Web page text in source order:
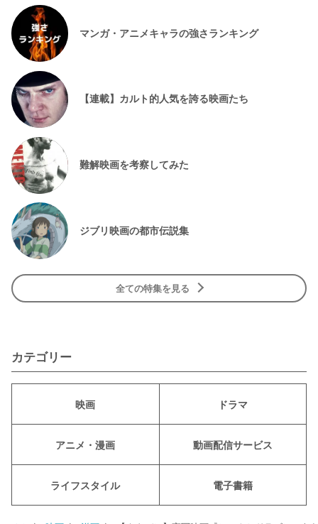
マンガ・アニメキャラの強さランキング
【連載】カルト的人気を誇る映画たち
難解映画を考察してみた
ジブリ映画の都市伝説集
全ての特集を見る
カテゴリー
映画 ドラマ
アニメ・漫画 動画配信サービス
ライフスタイル 電子書籍